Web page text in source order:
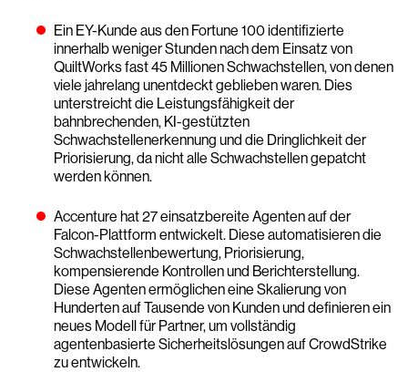
Ein EY-Kunde aus den Fortune 100 identifizierte
innerhalb weniger Stunden nach dem Einsatz von
QuiltWorks fast 45 Millionen Schwachstellen, von denen
viele jahrelang unentdeckt geblieben waren. Dies
unterstreicht die Leistungsfähigkeit der
bahnbrechenden, KI-gestützten
Schwachstellenerkennung und die Dringlichkeit der
Priorisierung, da nicht alle Schwachstellen gepatcht
werden können.
Accenture hat 27 einsatzbereite Agenten auf der
Falcon-Plattform entwickelt. Diese automatisieren die
Schwachstellenbewertung, Priorisierung,
kompensierende Kontrollen und Berichterstellung.
Diese Agenten ermöglichen eine Skalierung von
Hunderten auf Tausende von Kunden und definieren ein
neues Modell für Partner, um vollständig
agentenbasierte Sicherheitslösungen auf CrowdStrike
zu entwickeln.